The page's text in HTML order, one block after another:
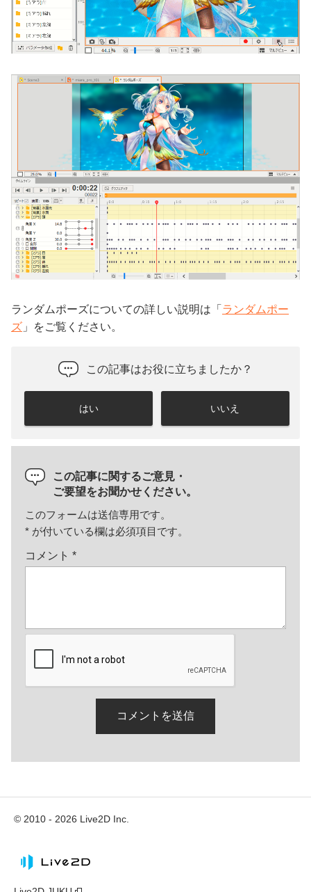
ランダムポーズについての詳しい説明は「 ランダムポー
ズ 」をご覧ください。
この記事はお役に立ちましたか？
はい いいえ
この記事に関するご意見・
ご要望をお聞かせください。
このフォームは送信専用です。
* が付いている欄は必須項目です。
コメント *
© 2010 - 2026 Live2D Inc.